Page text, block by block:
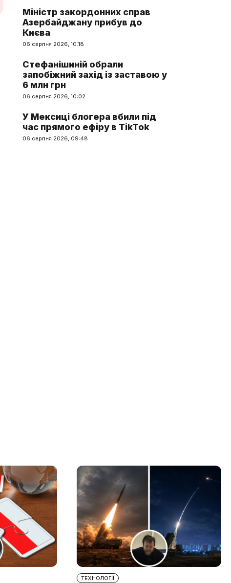
Міністр закордонних справ
Азербайджану прибув до
Києва
06 серпня 2026, 10:18
Стефанішиній обрали
запобіжний захід із заставою у
6 млн грн
06 серпня 2026, 10:02
У Мексиці блогера вбили під
час прямого ефіру в TikTok
06 серпня 2026, 09:48
ТЕХНОЛОГІЇ